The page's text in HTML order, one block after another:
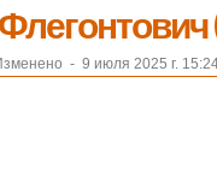
- 9 июля 2025 г.